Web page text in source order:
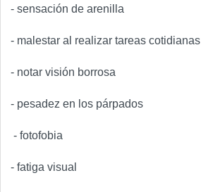
- sensación de arenilla
- malestar al realizar tareas cotidianas
- notar visión borrosa
- pesadez en los párpados
- fotofobia
- fatiga visual